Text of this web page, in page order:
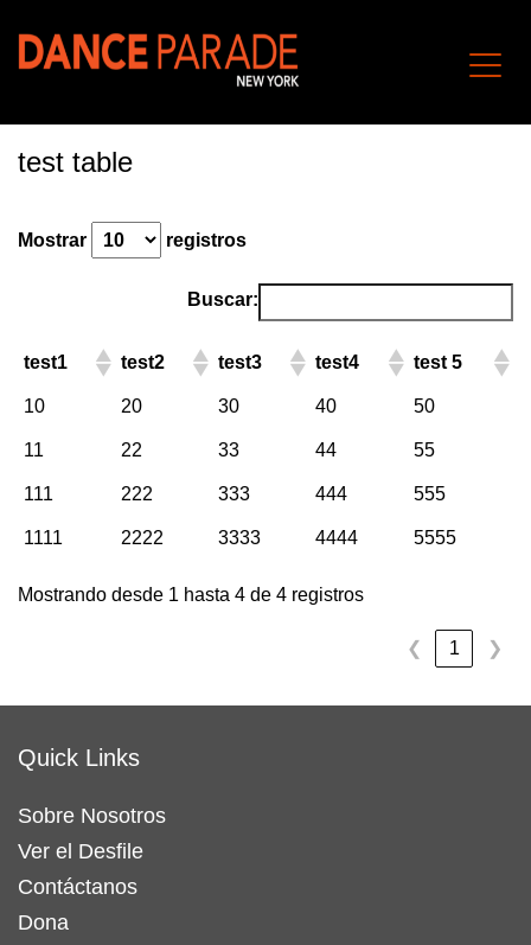
test table
Mostrar registros
Buscar:
test1 test2 test3 test4 test 5
10 20 30 40 50
11 22 33 44 55
111 222 333 444 555
1111 2222 3333 4444 5555
Mostrando desde 1 hasta 4 de 4 registros
❮ 1 ❯
Quick Links
Sobre Nosotros
Ver el Desfile
Contáctanos
Dona